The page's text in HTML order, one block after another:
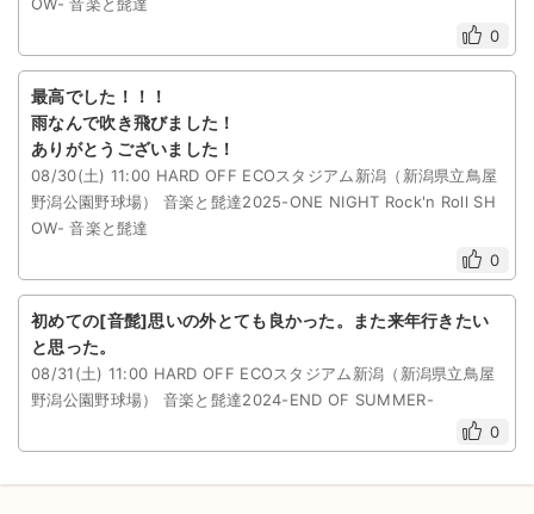
0
最高でした！！！
雨なんで吹き飛びました！
ありがとうございました！
08/30(土) 11:00 HARD OFF ECOスタジアム新潟（新潟県立鳥屋
野潟公園野球場） ⾳楽と髭達2025-ONE NIGHT Rock'n Roll SH
OW- 音楽と髭達
0
初めての[音髭]思いの外とても良かった。また来年行きたい
と思った。
08/31(土) 11:00 HARD OFF ECOスタジアム新潟（新潟県立鳥屋
野潟公園野球場） 音楽と髭達2024-END OF SUMMER-
0